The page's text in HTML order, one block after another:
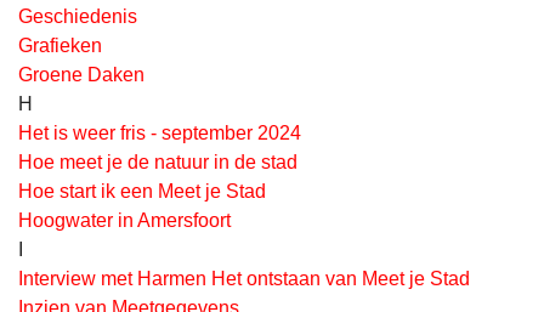
Geschiedenis
Grafieken
Groene Daken
H
Het is weer fris - september 2024
Hoe meet je de natuur in de stad
Hoe start ik een Meet je Stad
Hoogwater in Amersfoort
Interview met Harmen Het ontstaan van Meet je Stad